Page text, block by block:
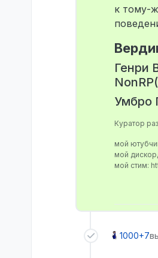
к тому-
Генри
Умбро
Куратор
мой
мой
мой стим:
1000+7